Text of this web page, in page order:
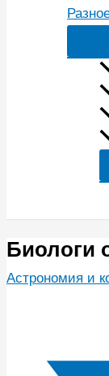
Биологи
Астрономия и